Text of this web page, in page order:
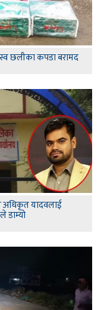
छलीका कपडा बरामद
अधिकृत यादवलाई
डाम्यो